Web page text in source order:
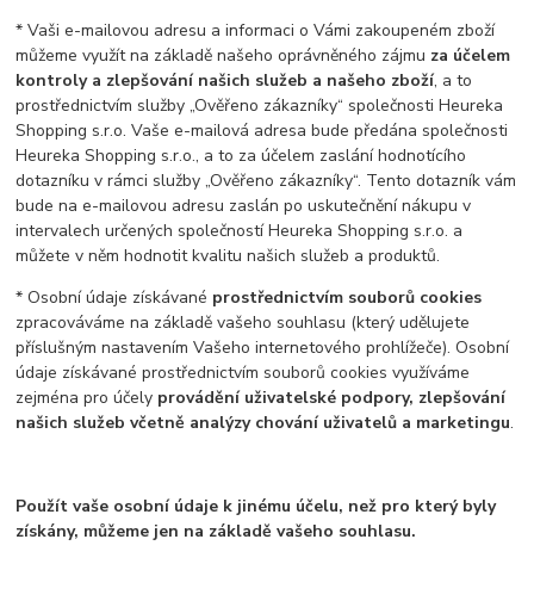
* Vaši e-mailovou adresu a informaci o Vámi zakoupeném zboží
můžeme využít na základě našeho oprávněného zájmu za účelem
kontroly a zlepšování našich služeb a našeho zboží, a to
prostřednictvím služby „Ověřeno zákazníky“ společnosti Heureka
Shopping s.r.o. Vaše e-mailová adresa bude předána společnosti
Heureka Shopping s.r.o., a to za účelem zaslání hodnotícího
dotazníku v rámci služby „Ověřeno zákazníky“. Tento dotazník vám
bude na e-mailovou adresu zaslán po uskutečnění nákupu v
intervalech určených společností Heureka Shopping s.r.o. a
můžete v něm hodnotit kvalitu našich služeb a produktů.
* Osobní údaje získávané prostřednictvím souborů cookies
zpracováváme na základě vašeho souhlasu (který udělujete
příslušným nastavením Vašeho internetového prohlížeče). Osobní
údaje získávané prostřednictvím souborů cookies využíváme
zejména pro účely provádění uživatelské podpory, zlepšování
našich služeb včetně analýzy chování uživatelů a marketingu.
Použít vaše osobní údaje k jinému účelu, než pro který byly
získány, můžeme jen na základě vašeho souhlasu.